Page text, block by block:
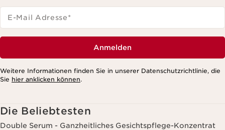
E-Mail Adresse*
Anmelden
Weitere Informationen finden Sie in unserer Datenschutzrichtlinie, die
Sie hier anklicken können.
Die Beliebtesten
Double Serum - Ganzheitliches Gesichtspflege-Konzentrat